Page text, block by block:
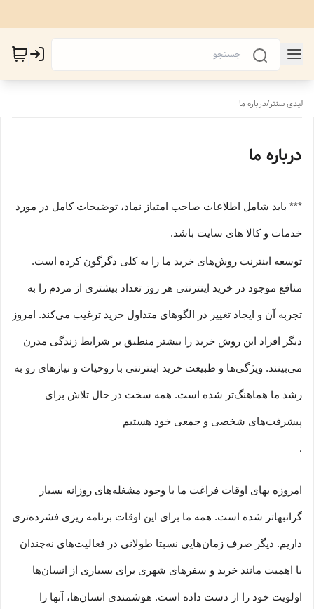
لیدی سنتر/درباره ما
درباره ما
*** باید شامل اطلاعات صاحب امتیاز نماد، توضیحات کامل در مورد
خدمات و کالا های سایت باشد.
توسعه اینترنت روش‌های خرید ما را به کلی دگرگون کرده است.
منافع موجود در خرید اینترنتی هر روز تعداد بیشتری از مردم را به
تجربه آن و ایجاد تغییر در الگوهای متداول خرید ترغیب می‏‌کند. امروز
دیگر افراد این روش خرید را بیشتر منطبق بر شرایط زندگی مدرن
می‏‏‏‌بینند. ویژگی‏‏‏‌ها و طبیعت خرید اینترنتی با روحیات و نیازهای رو به
رشد ما هماهنگ‏‏‌تر شده است. همه سخت در حال تلاش برای
پیشرفت‏‏‌های شخصی و جمعی خود هستیم
.
امروزه بهای اوقات فراغت ما با وجود مشغله‏‌های روزانه بسیار
گرانبها‌تر شده است. همه ما برای این اوقات برنامه ریزی فشرده‏‌تری
داریم. دیگر صرف زمان‌هایی نسبتا طولانی در فعالیت‏‌های نه‌چندان
با اهمیت مانند خرید و سفرهای شهری برای بسیاری از انسان‌ها
اولویت خود را از دست داده است. هوشمندی انسان‌ها، آنها را